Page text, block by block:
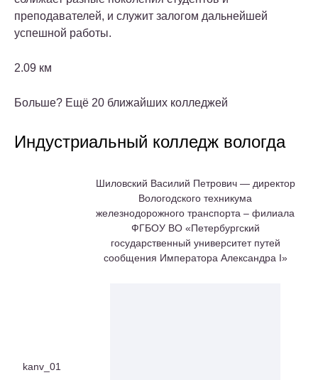
преподавателей, и служит залогом дальнейшей
успешной работы.
2.09 км
Больше? Ещё 20 ближайших колледжей
Индустриальный колледж вологда
kanv_01
Шиловский Василий Петрович — директор
Вологодского техникума
железнодорожного транспорта – филиала
ФГБОУ ВО «Петербургский
государственный университет путей
сообщения Императора Александра I»